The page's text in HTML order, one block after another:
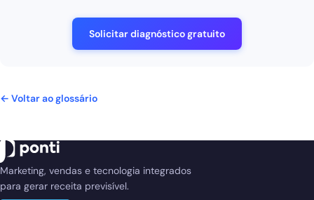
Solicitar diagnóstico gratuito
← Voltar ao glossário
Marketing, vendas e tecnologia integrados
para gerar receita previsível.